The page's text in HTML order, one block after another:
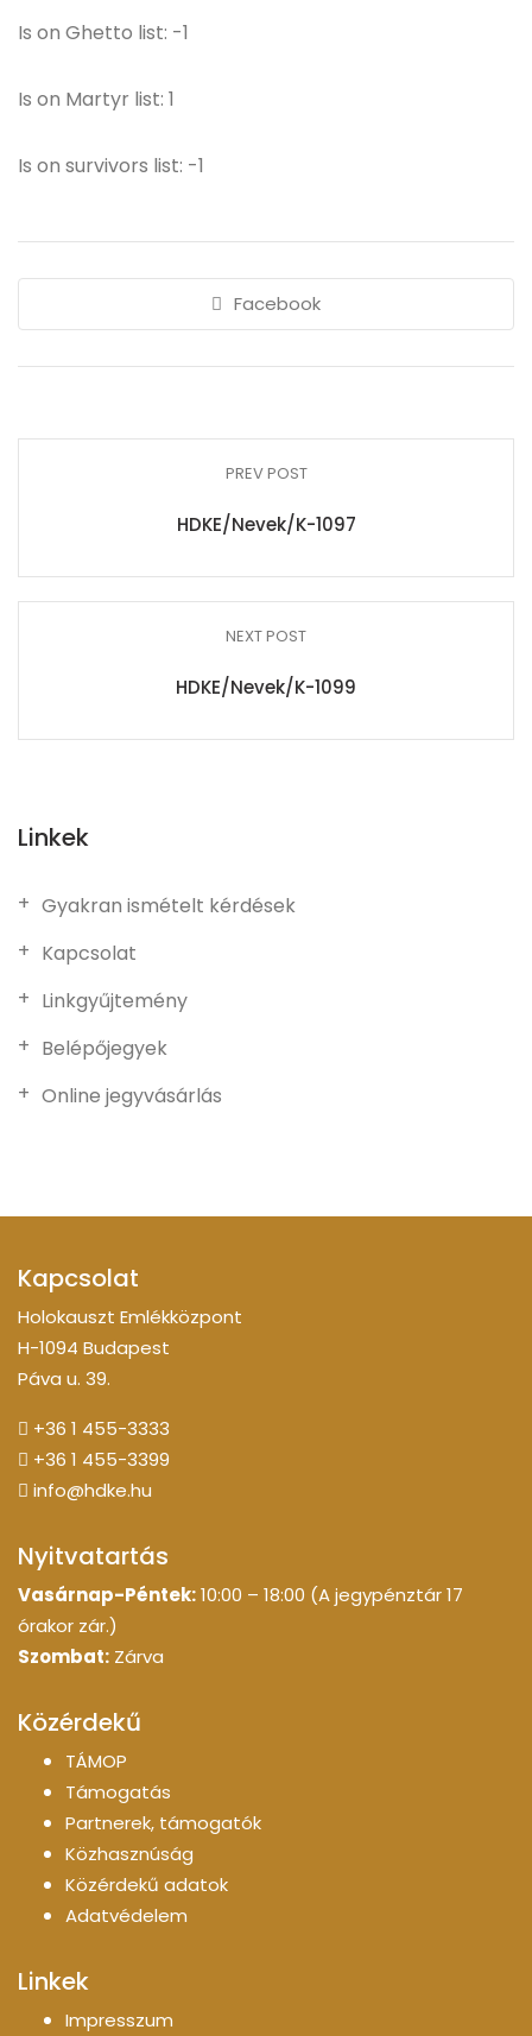
Is on Ghetto list: -1
Is on Martyr list: 1
Is on survivors list: -1
Facebook
PREV POST
HDKE/Nevek/K-1097
NEXT POST
HDKE/Nevek/K-1099
Linkek
Gyakran ismételt kérdések
Kapcsolat
Linkgyűjtemény
Belépőjegyek
Online jegyvásárlás
Kapcsolat
Holokauszt Emlékközpont
H-1094 Budapest
Páva u. 39.
+36 1 455-3333
+36 1 455-3399
info@hdke.hu
Nyitvatartás
Vasárnap-Péntek:10:00 – 18:00 (A jegypénztár 17
órakor zár.)
Szombat: Zárva
Közérdekű
TÁMOP
Támogatás
Partnerek, támogatók
Közhasznúság
Közérdekű adatok
Adatvédelem
Linkek
Impresszum